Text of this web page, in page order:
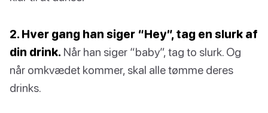
2. Hver gang han siger “Hey”, tag en slurk af
din drink. Når han siger “baby”, tag to slurk. Og
når omkvædet kommer, skal alle tømme deres
drinks.